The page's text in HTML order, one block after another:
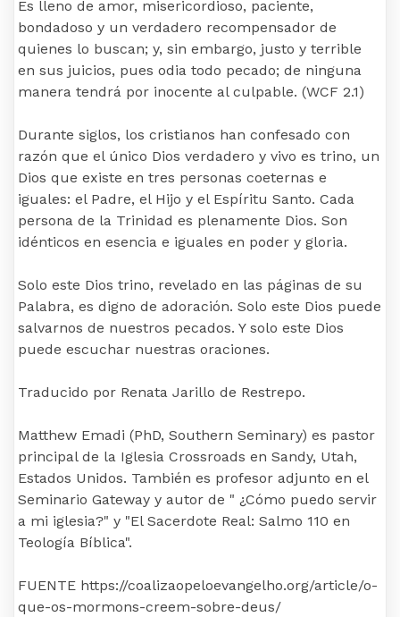
Es lleno de amor, misericordioso, paciente,
bondadoso y un verdadero recompensador de
quienes lo buscan; y, sin embargo, justo y terrible
en sus juicios, pues odia todo pecado; de ninguna
manera tendrá por inocente al culpable. (WCF 2.1)
Durante siglos, los cristianos han confesado con
razón que el único Dios verdadero y vivo es trino, un
Dios que existe en tres personas coeternas e
iguales: el Padre, el Hijo y el Espíritu Santo. Cada
persona de la Trinidad es plenamente Dios. Son
idénticos en esencia e iguales en poder y gloria.
Solo este Dios trino, revelado en las páginas de su
Palabra, es digno de adoración. Solo este Dios puede
salvarnos de nuestros pecados. Y solo este Dios
puede escuchar nuestras oraciones.
Traducido por Renata Jarillo de Restrepo.
Matthew Emadi (PhD, Southern Seminary) es pastor
principal de la Iglesia Crossroads en Sandy, Utah,
Estados Unidos. También es profesor adjunto en el
Seminario Gateway y autor de " ¿Cómo puedo servir
a mi iglesia?" y "El Sacerdote Real: Salmo 110 en
Teología Bíblica".
FUENTE https://coalizaopeloevangelho.org/article/o-
que-os-mormons-creem-sobre-deus/